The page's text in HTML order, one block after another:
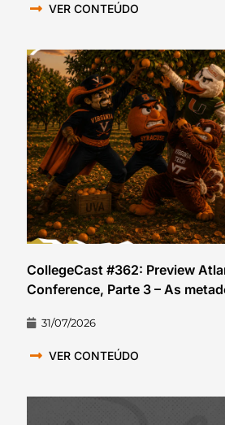
VER CONTEÚDO
CollegeCast #362: Preview
Conference, Parte 3 – As
31/07/2026
VER CONTEÚDO